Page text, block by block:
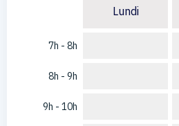
7h - 8h
8h - 9h
9h - 10h
Lundi